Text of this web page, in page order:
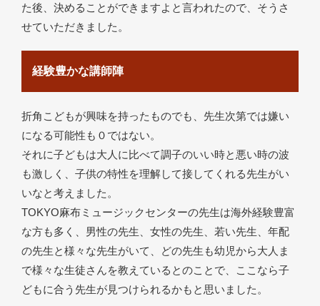
た後、決めることができますよと言われたので、そうさ
せていただきました。
経験豊かな講師陣
折角こどもが興味を持ったものでも、先生次第では嫌い
になる可能性も０ではない。
それに子どもは大人に比べて調子のいい時と悪い時の波
も激しく、子供の特性を理解して接してくれる先生がい
いなと考えました。
TOKYO麻布ミュージックセンターの先生は海外経験豊富
な方も多く、男性の先生、女性の先生、若い先生、年配
の先生と様々な先生がいて、どの先生も幼児から大人ま
で様々な生徒さんを教えているとのことで、ここなら子
どもに合う先生が見つけられるかもと思いました。